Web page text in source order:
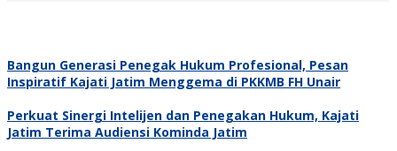
Bangun Generasi Penegak Hukum Profesional, Pesan
Inspiratif Kajati Jatim Menggema di PKKMB FH Unair
Perkuat Sinergi Intelijen dan Penegakan Hukum, Kajati
Jatim Terima Audiensi Kominda Jatim